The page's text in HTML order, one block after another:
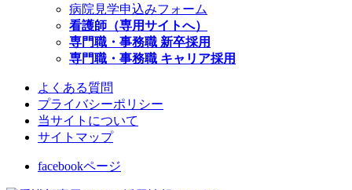
病院見学申込みフォーム
看護師（専用サイトへ）
専門職・事務職 新卒採用
専門職・事務職 キャリア採用
よくある質問
プライバシーポリシー
当サイトについて
サイトマップ
facebookページ